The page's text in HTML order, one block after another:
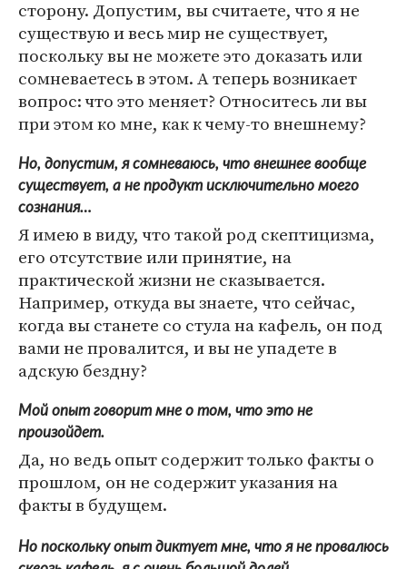
сторону. Допустим, вы считаете, что я не
существую и весь мир не существует,
поскольку вы не можете это доказать или
сомневаетесь в этом. А теперь возникает
вопрос: что это меняет? Относитесь ли вы
при этом ко мне, как к чему-то внешнему?
Но, допустим, я сомневаюсь, что внешнее вообще
существует, а не продукт исключительно моего
сознания…
Я имею в виду, что такой род скептицизма,
его отсутствие или принятие, на
практической жизни не сказывается.
Например, откуда вы знаете, что сейчас,
когда вы станете со стула на кафель, он под
вами не провалится, и вы не упадете в
адскую бездну?
Мой опыт говорит мне о том, что это не
произойдет.
Да, но ведь опыт содержит только факты о
прошлом, он не содержит указания на
факты в будущем.
Но поскольку опыт диктует мне, что я не провалюсь